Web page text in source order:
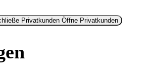
Privatkunden Öffne Privatkunden